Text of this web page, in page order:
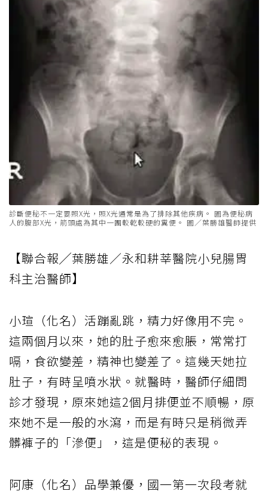
診斷便秘不一定要照X光，照X光通常是為了排除其他疾病。 圖為便秘病
人的腹部X光，箭頭處為其中一團較乾較硬的糞便。 圖／葉勝雄醫師提供
【聯合報╱葉勝雄／永和耕莘醫院小兒腸胃
科主治醫師】
小瑄（化名）活蹦亂跳，精力好像用不完。
這兩個月以來，她的肚子愈來愈脹，常常打
嗝，食欲變差，精神也變差了。這幾天她拉
肚子，有時呈噴水狀。就醫時，醫師仔細問
診才發現，原來她這2個月排便並不順暢，原
來她不是一般的水瀉，而是有時只是稍微弄
髒褲子的「滲便」，這是便秘的表現。
阿康（化名）品學兼優，國一第一次段考就